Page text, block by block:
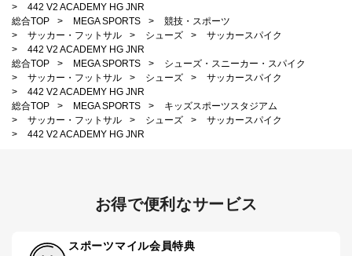
>
442 V2 ACADEMY HG JNR
総合TOP
> MEGA SPORTS >
競技・スポーツ
>
サッカー・フットサル > シューズ >
サッカースパイク
>
442 V2 ACADEMY HG JNR
総合TOP
> MEGA SPORTS >
シューズ・スニーカー・スパイク
>
サッカー・フットサル > シューズ >
サッカースパイク
>
442 V2 ACADEMY HG JNR
総合TOP
> MEGA SPORTS >
キッズスポーツスタジアム
>
サッカー・フットサル > シューズ >
サッカースパイク
>
442 V2 ACADEMY HG JNR
お得で便利なサービス
スポーツマイル会員特典